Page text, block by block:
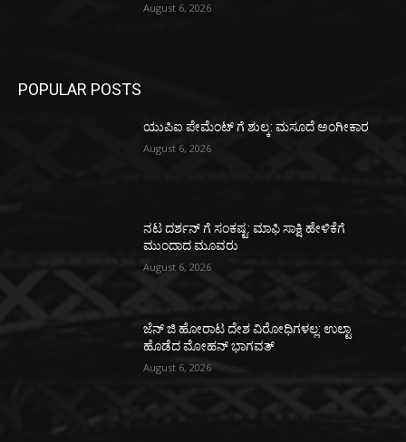
August 6, 2026
POPULAR POSTS
ಯುಪಿಐ ಪೇಮೆಂಟ್ ಗೆ ಶುಲ್ಕ: ಮಸೂದೆ ಅಂಗೀಕಾರ
August 6, 2026
ನಟ ದರ್ಶನ್ ಗೆ ಸಂಕಷ್ಟ: ಮಾಫಿ ಸಾಕ್ಷಿ ಹೇಳಿಕೆಗೆ
ಮುಂದಾದ ಮೂವರು
August 6, 2026
ಜೆನ್ ಜಿ ಹೋರಾಟ ದೇಶ ವಿರೋಧಿಗಳಲ್ಲ: ಉಲ್ಟಾ
ಹೊಡೆದ ಮೋಹನ್ ಭಾಗವತ್
August 6, 2026